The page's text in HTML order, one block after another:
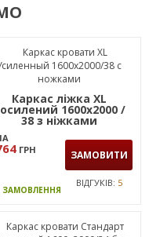
Каркас ліжка XL
1600х2000 /
38 з ніжками
ГРН ЗАМОВИТИ
ЗАМОВЛЕННЯ
ВІДГУКІВ: 5